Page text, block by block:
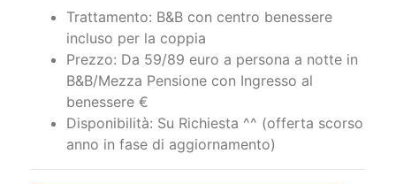
incluso per la coppia
Prezzo: Da 59/89 euro a persona a notte in
B&B/Mezza Pensione con Ingresso al
benessere €
Disponibilità: Su Richiesta ^^ (offerta scorso
anno in fase di aggiornamento)
Last Minute Weekend ideale per la coppia